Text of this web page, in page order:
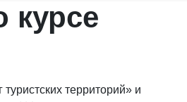
курсе
территорий» и